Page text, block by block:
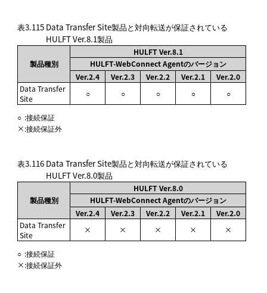
表3.115 Data Transfer Site製品と対向転送が保証されている
HULFT Ver.8.1製品
製品種別
HULFT Ver.8.1
HULFT-WebConnect Agentのバージョン
Ver.2.4
Ver.2.3 Ver.2.2 Ver.2.1
Ver.2.0
Data Transfer
Site
○ ○ ○ ○ ○
○ :接続保証
×:接続保証外
表3.116 Data Transfer Site製品と対向転送が保証されている
HULFT Ver.8.0製品
製品種別
HULFT Ver.8.0
HULFT-WebConnect Agentのバージョン
Ver.2.4
Ver.2.3 Ver.2.2 Ver.2.1
Ver.2.0
Data Transfer
Site
× × × × ×
○ :接続保証
×:接続保証外